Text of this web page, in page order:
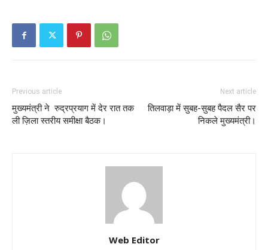
Previous article
मुख्यमंत्री ने रुद्रप्रयाग में देर रात तक
ली ज़िला स्तरीय समीक्षा बैठक।
Next article
तिलवाड़ा में सुबह-सुबह पैदल सैर पर
निकले मुख्यमंत्री।
Web Editor